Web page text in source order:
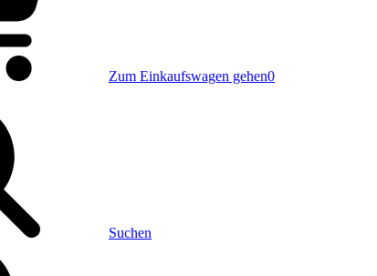
Zum Einkaufswagen gehen0
Suchen